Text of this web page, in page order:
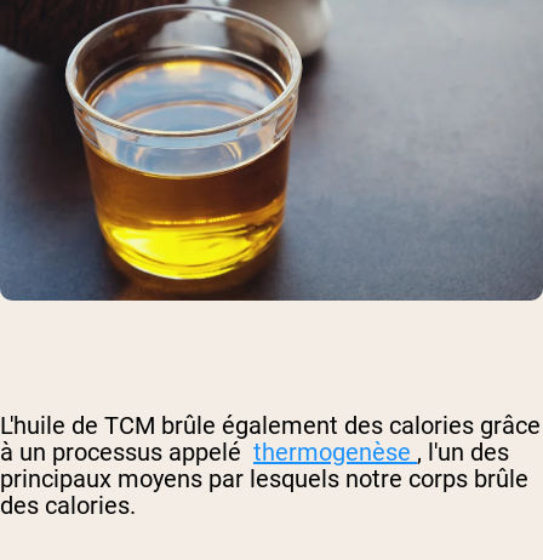
L'huile de TCM brûle également des calories grâce
à un processus appelé thermogenèse , l'un des
principaux moyens par lesquels notre corps brûle
des calories.